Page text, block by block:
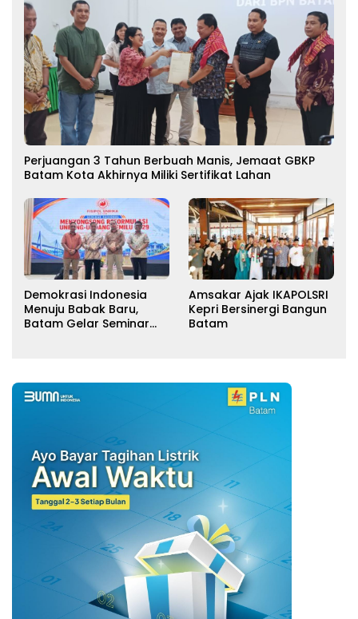
Perjuangan 3 Tahun Berbuah Manis, Jemaat GBKP
Batam Kota Akhirnya Miliki Sertifikat Lahan
Demokrasi Indonesia
Menuju Babak Baru,
Batam Gelar Seminar
Amsakar Ajak IKAPOLSRI
Kepri Bersinergi Bangun
Batam